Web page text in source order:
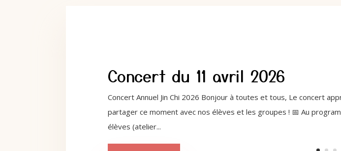
Concert du 11 avril 2026
Concert Annuel Jin Chi 2026 Bonjour à toutes et tous, Le concert
partager ce moment avec nos élèves et les groupes ! 📅 Au
élèves (atelier...